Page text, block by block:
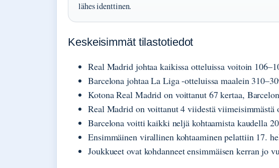
lähes identtinen.
Keskeisimmät tilastotiedot
Real Madrid johtaa kaikissa otteluissa voitoin
Barcelona johtaa La Liga -otteluissa maalein
Kotona Real Madrid on voittanut 67 kertaa,
Real Madrid on voittanut 4 viidestä viimeisimmästä
Barcelona voitti kaikki neljä kohtaamista kaudella
Ensimmäinen virallinen kohtaaminen pelattiin 17.
Joukkueet ovat kohdanneet ensimmäisen kerran jo